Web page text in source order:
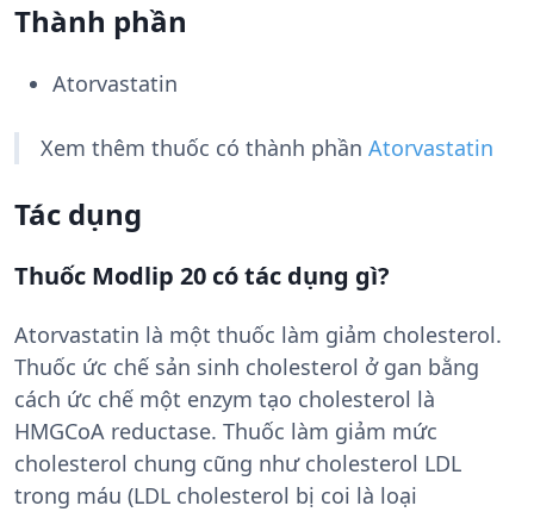
Thành phần
Atorvastatin
Xem thêm thuốc có thành phần Atorvastatin
Tác dụng
Thuốc Modlip 20 có tác dụng gì?
Atorvastatin là một thuốc làm giảm cholesterol.
Thuốc ức chế sản sinh cholesterol ở gan bằng
cách ức chế một enzym tạo cholesterol là
HMGCoA reductase. Thuốc làm giảm mức
cholesterol chung cũng như cholesterol LDL
trong máu (LDL cholesterol bị coi là loại